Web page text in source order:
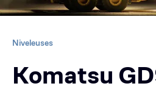
Niveleuses
Komatsu